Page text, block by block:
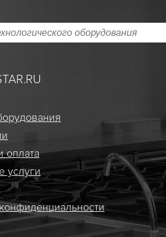
оплата
услуги